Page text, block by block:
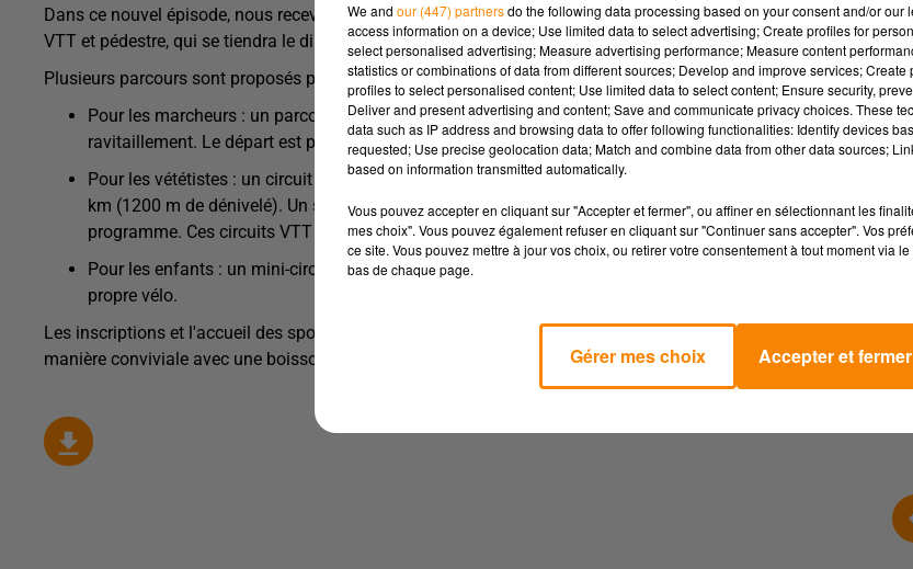
Dans ce nouvel épisode, nous recevons Denis, du VTT Club de Graulhet. Il nous présente l'édition estivale de leur
VTT et pédestre, qui se tiendra le dimanche 28 juin au départ de la base de loisirs de Nabeillou.
Plusieurs parcours sont proposés pour s'adapter à tous les niveaux :
Pour les marcheurs : un parcours de 12 km, avec la possibilité de l'étendre à 14 km, comprenant un point de
ravitaillement. Le départ est prévu vers 8h, au tarif de 8 euros.
Pour les vététistes : un circuit de 35 km (1000 m de dénivelé) avec une boucle optionnelle de 6 km pour
km (1200 m de dénivelé). Un second parcours plus sportif de 58 km (1600 m de dénivelé) est également au
programme. Ces circuits VTT disposent de deux ravitaillements. Le départ se fera à 7h30, au tarif de 12
Pour les enfants : un mini-circuit encadré pour les 7 à 11 ans ouvrira vers 9h. Les participants doivent
propre vélo.
Les inscriptions et l'accueil des sportifs débuteront dès 7h du matin sur place. À l'arrivée, l'effort sera
manière conviviale avec une boisson et un sandwich saucisse offerts à chaque participant.
We and our (447) partnersdo the following data processing based on your consent and/or our
access information on a device; Use limited data to select advertising; Create profiles for
select personalised advertising; Measure advertising performance; Measure content
statistics or combinations of data from different sources; Develop and improve services;
profiles to select personalised content; Use limited data to select content; Ensure security,
Deliver and present advertising and content; Save and communicate privacy choices. These
data such as IP address and browsing data to offer following functionalities: Identify devices
requested; Use precise geolocation data; Match and combine data from other data sources;
based on information transmitted automatically.
Vous pouvez accepter en cliquant sur "Accepter et fermer", ou affiner en sélectionnant les
mes choix". Vous pouvez également refuser en cliquant sur "Continuer sans accepter". Vos
ce site. Vous pouvez mettre à jour vos choix, ou retirer votre consentement à tout moment via
bas de chaque page.
Gérer mes choix Accepter et fermer